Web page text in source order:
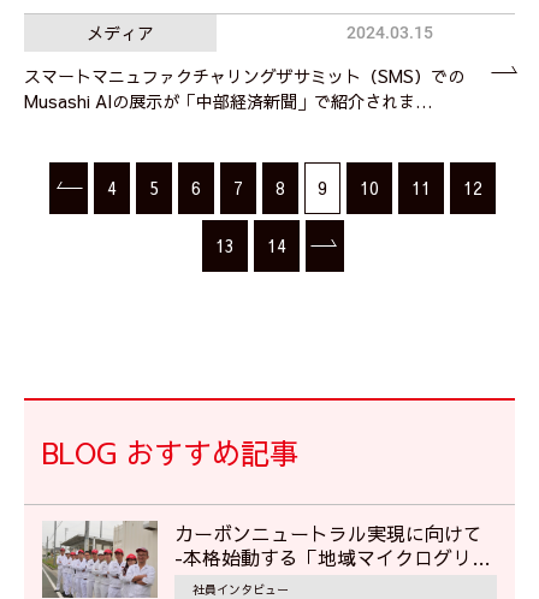
メディア
スマートマニュファクチャリングザサミット（SMS）での
Musashi AIの展示が「中部経済新聞」で紹介されま…
2024.03.15
4 5 6 7 8 9 10 11 12
13 14
BLOG おすすめ記事
カーボンニュートラル実現に向けて
‐本格始動する「地域マイクログリッ
ド」で地域の災害対応に貢献‐
社員インタビュー